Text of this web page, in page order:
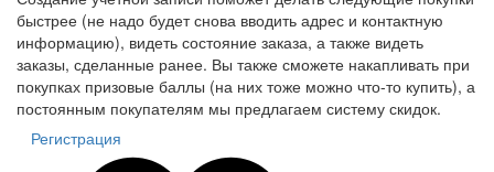
быстрее (не надо будет снова вводить адрес и контактную
информацию), видеть состояние заказа, а также видеть
заказы, сделанные ранее. Вы также сможете накапливать при
покупках призовые баллы (на них тоже можно что-то купить), а
постоянным покупателям мы предлагаем систему скидок.
Регистрация